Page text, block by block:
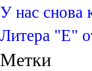
У нас снова
Литера "Е"
Метки